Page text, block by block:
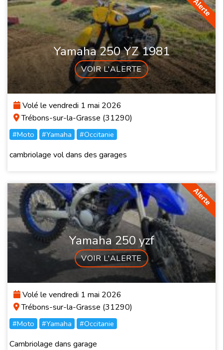
Yamaha 250 YZ 1981
VOIR L'ALERTE
Volé le vendredi 1 mai 2026
Trébons-sur-la-Grasse (31290)
#Moto #Yamaha #Occitanie
cambriolage vol dans des garages
Yamaha 250 yzf
VOIR L'ALERTE
Volé le vendredi 1 mai 2026
Trébons-sur-la-Grasse (31290)
#Moto #Yamaha #Occitanie
Cambriolage dans garage